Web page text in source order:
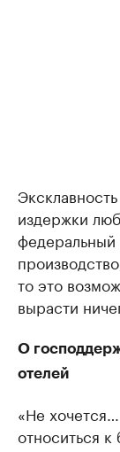
издержки
федеральный
то это
вырасти
О
отелей
«Не
относиться